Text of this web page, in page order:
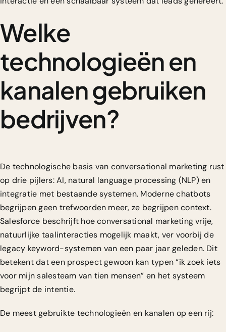
Welke
technologieën en
kanalen gebruiken
bedrijven?
De technologische basis van conversational marketing rust
op drie pijlers: AI, natural language processing (NLP) en
integratie met bestaande systemen. Moderne chatbots
begrijpen geen trefwoorden meer, ze begrijpen context.
Salesforce beschrijft hoeconversational marketing vrije,
natuurlijke taalinteracties mogelijk maakt, ver voorbij de
legacy keyword-systemen van een paar jaar geleden. Dit
betekent dat een prospect gewoon kan typen “ik zoek iets
voor mijn salesteam van tien mensen” en het systeem
begrijpt de intentie.
De meest gebruikte technologieën en kanalen op een rij: